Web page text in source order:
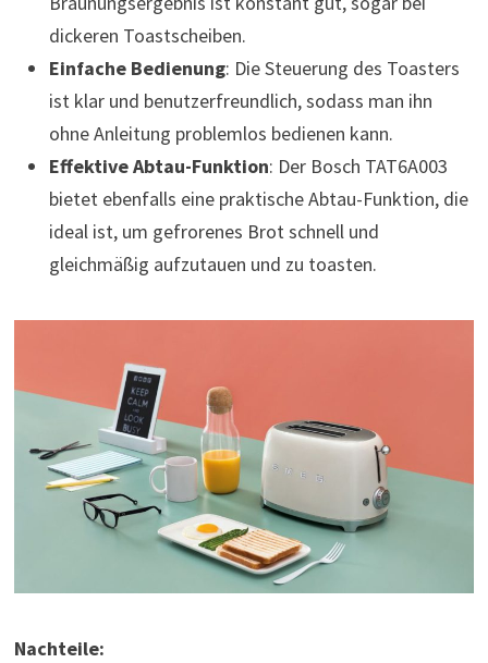
dickeren Toastscheiben.
Einfache Bedienung: Die Steuerung des Toasters
ist klar und benutzerfreundlich, sodass man ihn
ohne Anleitung problemlos bedienen kann.
Effektive Abtau-Funktion: Der Bosch TAT6A003
bietet ebenfalls eine praktische Abtau-Funktion, die
ideal ist, um gefrorenes Brot schnell und
gleichmäßig aufzutauen und zu toasten.
Nachteile: